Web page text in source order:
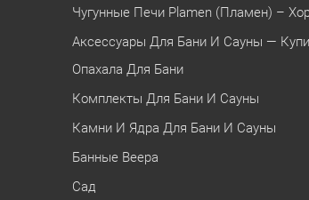
Чугунные Печи Plamen (Пламен) –
Аксессуары Для Бани И Сауны —
Опахала Для Бани
Комплекты Для Бани И Сауны
Камни И Ядра Для Бани И Сауны
Банные Веера
Сад